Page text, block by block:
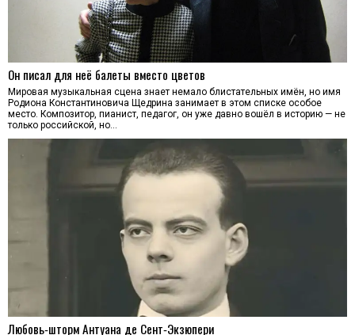
Он писал для неё балеты вместо цветов
Мировая музыкальная сцена знает немало блистательных имён, но имя
Родиона Константиновича Щедрина занимает в этом списке особое
место. Композитор, пианист, педагог, он уже давно вошёл в историю — не
только российской, но…
Любовь‑шторм Антуана де Сент‑Экзюпери